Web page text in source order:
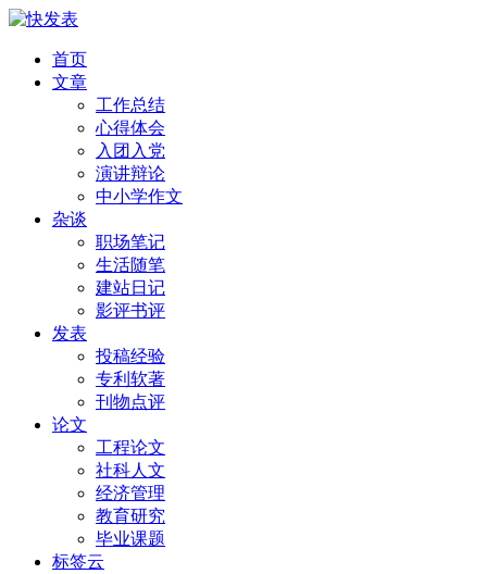
首页
文章
工作总结
心得体会
入团入党
演讲辩论
中小学作文
杂谈
职场笔记
生活随笔
建站日记
影评书评
发表
投稿经验
专利软著
刊物点评
论文
工程论文
社科人文
经济管理
教育研究
毕业课题
标签云